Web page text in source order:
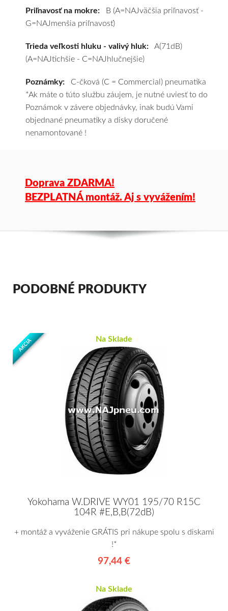
Priľnavosť na mokre: B (A=NAJväčšia priľnavosť -
G=NAJmenšia priľnavosť)
Trieda veľkosti hluku - valivý hluk: A(71dB)
(A=NAJtichšie - C=NAJhlučnejšie)
Poznámky: C-čková (C = Commercial) pneumatika
*Ak máte o túto službu záujem, je nutné uviesť to do
Poznámok v závere objednávky, inak budú Vami
objednané pneumatiky a disky doručené
nenamontované !
Doprava ZDARMA!
BEZPLATNÁ montáž. Aj s vyvážením!
PODOBNÉ PRODUKTY
AKCIA Na Sklade
Yokohama W.DRIVE WY01 195/70 R15C
104R #E,B,B(72dB)
+ montáž a vyváženie GRÁTIS pri nákupe spolu s diskami
!*
97,44 €
Na Sklade